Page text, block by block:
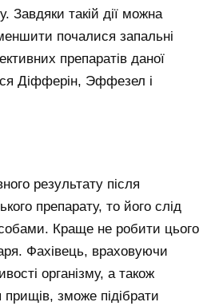
Завдяки такій дії можна
почалися запальні
препаратів даної
Діфферін, Эффезел і
результату після
препарату, то його слід
Краще не робити цього
Фахівець, враховуючи
організму, а також
зможе підібрати